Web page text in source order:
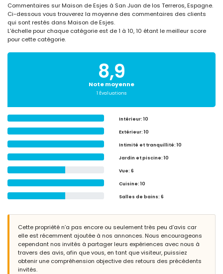
Commentaires sur Maison de Esjes à San Juan de los Terreros, Espagne.
Ci-dessous vous trouverez la moyenne des commentaires des clients
qui sont restés dans Maison de Esjes.
L'échelle pour chaque catégorie est de 1 à 10, 10 étant le meilleur score
pour cette catégorie.
8,9
Note moyenne
1 Évaluations
Intérieur: 10
Extérieur: 10
Intimité et tranquillité: 10
Jardin et piscine: 10
Vue: 6
Cuisine: 10
Salles de bains: 6
Cette propriété n’a pas encore ou seulement très peu d’avis car
elle est récemment ajoutée à nos annonces. Nous encourageons
cependant nos invités à partager leurs expériences avec nous à
travers des avis, afin que vous, en tant que visiteur, puissiez
obtenir une compréhension objective des retours des précédents
invités.